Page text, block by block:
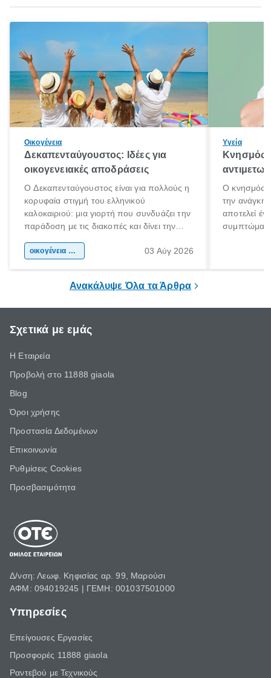
Οικογένεια
Δεκαπενταύγουστος: Ιδέες για
οικογενειακές αποδράσεις
Ο Δεκαπενταύγουστος είναι για πολλούς η
κορυφαία στιγμή του ελληνικού
καλοκαιριού: μια γιορτή που συνδυάζει την
παράδοση με τις διακοπές και δίνει την
χώρας. Είτε πρόκειται για λίγες μέρες
οικογένεια & παιδί 03 Αύγ 2026
Υγεία
Κνησμός:
Ο κνησμός
την ανάγκη
αποτελεί
Ανακάλυψε Όλα τα Άρθρα
Σχετικά με εμάς
Η Εταιρεία
Προβολή στο 11888 giaola
Blog
Όροι χρήσης
Προστασία Δεδομένων
Επικοινωνία
Ρυθμίσεις Cookies
Προσβασιμότητα
Δ/νση: Λεωφ. Κηφισίας αρ. 99, Μαρούσι
ΑΦΜ: 094019245 | ΓΕΜΗ: 001037501000
Υπηρεσίες
Επείγουσες Εργασίες
Προσφορές 11888 giaola
Ραντεβού με Τεχνικούς